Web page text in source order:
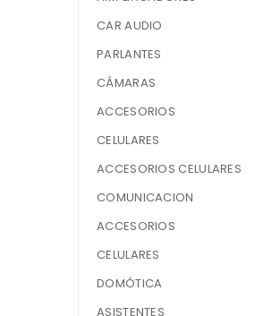
CAR AUDIO
PARLANTES
CÁMARAS
ACCESORIOS
CELULARES
ACCESORIOS CELULARES
COMUNICACION
ACCESORIOS
CELULARES
DOMÓTICA
ASISTENTES